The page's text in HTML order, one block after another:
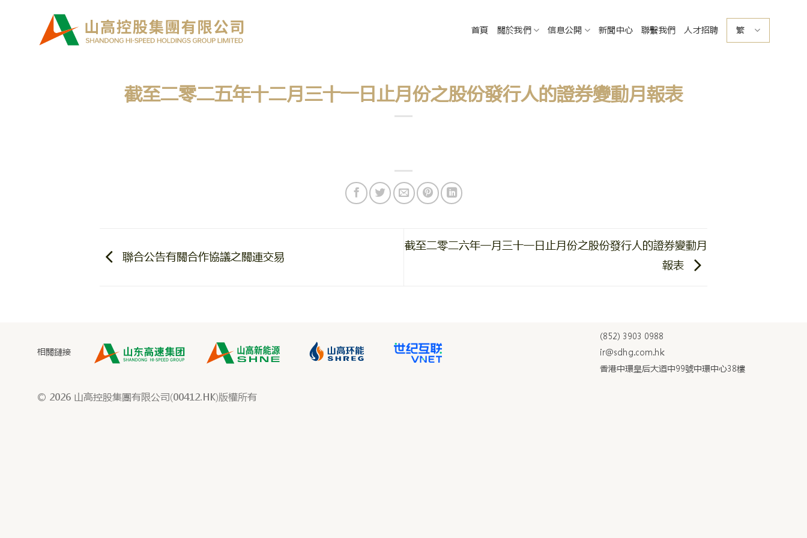
首頁 關於我們 信息公開 新聞中心 聯繫我們 人才招聘 繁
截至二零二五年十二月三十一日止月份之股份發行人的證券變動月報表
聯合公告有關合作協議之關連交易
截至二零二六年一月三十一日止月份之股份發行人的證券變動月
報表
相關鏈接
(852) 3903 0988
ir@sdhg.com.hk
香港中環皇后大道中99號中環中心38樓
© 2026 山高控股集團有限公司(00412.HK)版權所有